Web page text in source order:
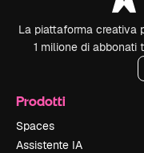
La piattaforma creativa
1 milione di abbonati
Prodotti
Spaces
Assistente IA